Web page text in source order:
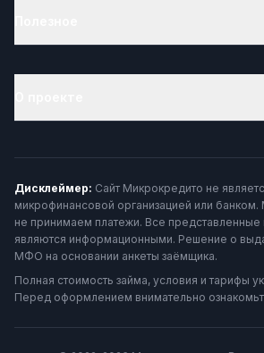
Дисклеймер: Сайт Микрокредито не
микрофинансовой организацией или
не принимаем платежи. Все
являются информационными. Решение о
МФО на основании анкеты заёмщика.
Полная стоимость займа, условия и тарифы
Перед оформлением внимательно